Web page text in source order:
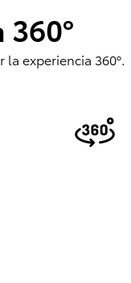
experiencia 360º.